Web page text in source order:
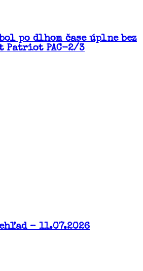
po dlhom čase úplne bez
PAC-2/3
– 11.07.2026